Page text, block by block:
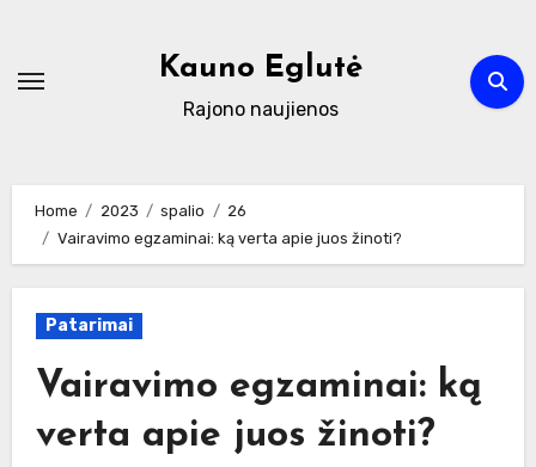
content
Kauno Eglutė
Rajono naujienos
Home 2023 spalio
26
Vairavimo egzaminai: ką verta apie juos žinoti?
Patarimai
Vairavimo egzaminai: ką
verta apie juos žinoti?